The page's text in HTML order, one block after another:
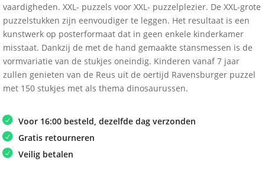
vaardigheden. XXL- puzzels voor XXL- puzzelplezier. De XXL-grote
puzzelstukken zijn eenvoudiger te leggen. Het resultaat is een
kunstwerk op posterformaat dat in geen enkele kinderkamer
misstaat. Dankzij de met de hand gemaakte stansmessen is de
vormvariatie van de stukjes oneindig. Kinderen vanaf 7 jaar
zullen genieten van de Reus uit de oertijd Ravensburger puzzel
met 150 stukjes met als thema dinosaurussen.
Voor 16:00 besteld, dezelfde dag verzonden
Gratis retourneren
Veilig betalen